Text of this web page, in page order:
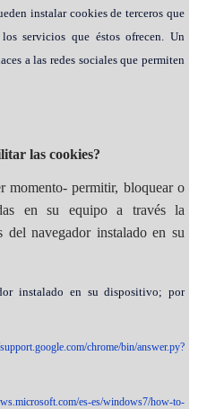
instalar cookies de terceros que
servicios que éstos ofrecen. Un
a las redes sociales que permiten
las cookies?
momento- permitir, bloquear o
en su equipo a través la
navegador instalado en su
instalado en su dispositivo; por
chrome/bin/answer.py?
es-es/windows7/how-to-